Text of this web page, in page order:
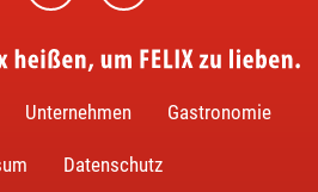
um FELIX zu lieben.
Unternehmen Gastronomie
Datenschutz